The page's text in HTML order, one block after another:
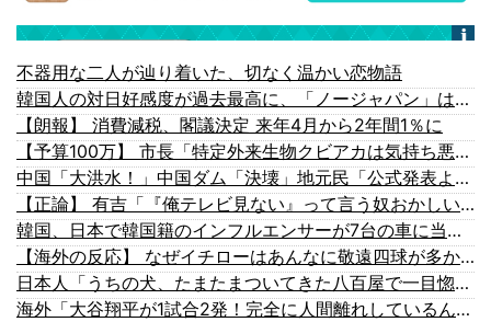
不器用な二人が辿り着いた、切なく温かい恋物語
韓国人の対日好感度が過去最高に、「ノージャパン」は終わった？＝ネット「中国より100倍いい」
【朗報】 消費減税、閣議決定 来年4月から2年間1％に
【予算100万】 市長「特定外来生物クビアカは気持ち悪い虫だしそんな需要ないと思う」1匹300円相当の報奨金→初日に42万取られ焦り
中国「大洪水！」中国ダム「決壊」地元民「公式発表より死者多い！」中国政府「住民拘束！（安否不明」中国当局「救助隊動画も削除」台風13号「三峡ダム接近中」→
【正論】 有吉「『俺テレビ見ない』って言う奴おかしいだろ。団子屋で『団子食べない』って言うか？」
韓国、日本で韓国籍のインフルエンサーが7台の車に当て逃げして逮捕されたのに「また日本は嫌韓しようとしている」と決めつけて責任転嫁
【海外の反応】 なぜイチローはあんなに敬遠四球が多かったの？「45歳引退で通算打率.311の突然変異だぞ」
日本人「うちの犬、たまたまついてきた八百屋で一目惚れしたっぽい」【タイ人の反応】
海外「大谷翔平が1試合2発！完全に人間離れしているんだが…」